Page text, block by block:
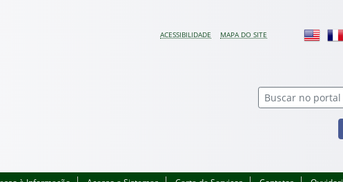
ACESSIBILIDADE MAPA DO SITE